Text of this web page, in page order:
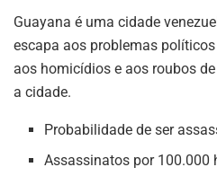
Guayana é uma cidade
escapa aos problemas
aos homicídios e aos roubos
a cidade.
Probabilidade de ser
Assassinatos por 100.000